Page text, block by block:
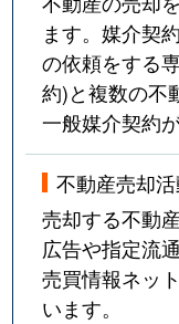
ます。媒介契
の依頼をする
約)と複数の不
一般媒介契約
不動産売却
売却する不動
広告や指定流
売買情報ネッ
います。